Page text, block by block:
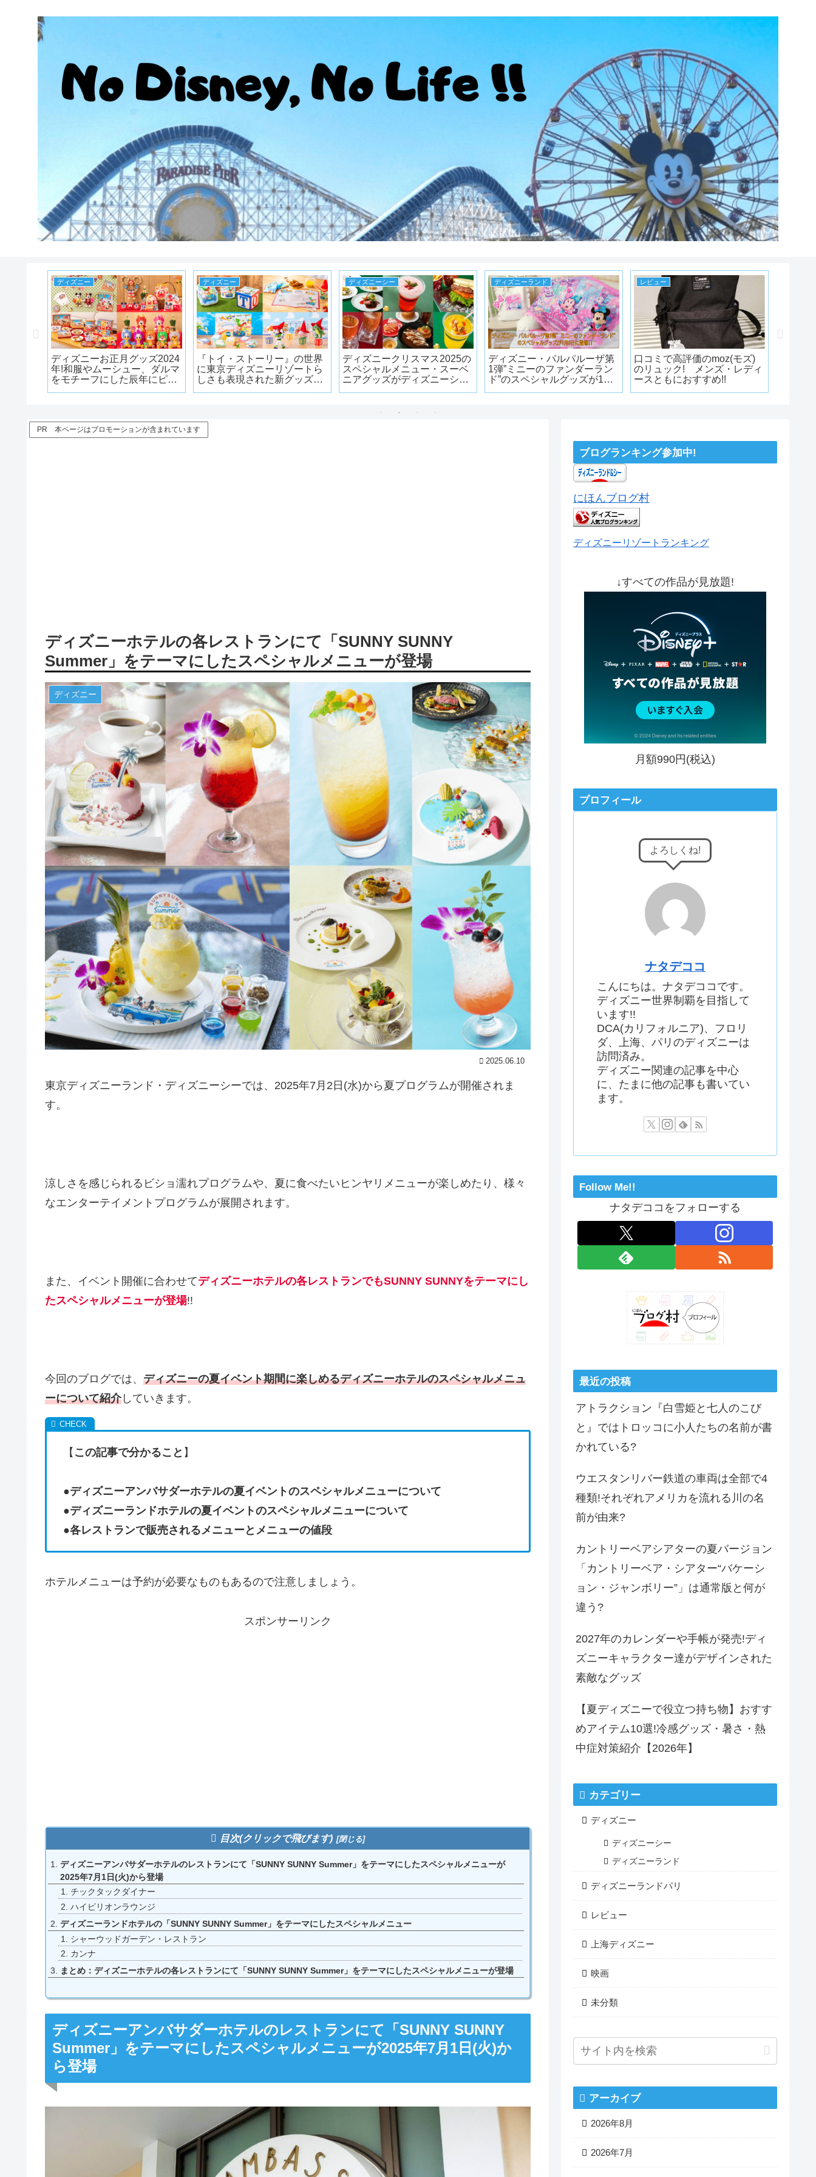
ディズニー
ディズニーお正月グッズ2024
年!和服やムーシュー、ダルマ
をモチーフにした辰年にピッ
ディズニー
『トイ・ストーリー』の世界
に東京ディズニーリゾートら
しさも表現された新グッズが
ディズニーシー
ディズニークリスマス2025の
スペシャルメニュー・スーベ
ニアグッズがディズニーシー
ディズニーランド
ディズニー・パルパルーザ第
1弾”ミニーのファンダーラン
ド”のスペシャルグッズが1月9
レビュー
口コミで高評価のmoz(モズ)
のリュック! メンズ・レディ
ースともにおすすめ!!
PR 本ページはプロモーションが含まれています
ディズニーホテルの各レストランにて「SUNNY SUNNY
Summer」をテーマにしたスペシャルメニューが登場
ディズニー
2025.06.10
東京ディズニーランド・ディズニーシーでは、2025年7月2日(水)から夏プログラムが開催されま
す。
涼しさを感じられるビショ濡れプログラムや、夏に食べたいヒンヤリメニューが楽しめたり、様々
なエンターテイメントプログラムが展開されます。
また、イベント開催に合わせてディズニーホテルの各レストランでもSUNNY SUNNYをテーマにし
たスペシャルメニューが登場!!
今回のブログでは、 ディズニーの夏イベント期間に楽しめるディズニーホテルのスペシャルメニュ
ーについて紹介していきます。
【 この記事で分かること 】
●ディズニーアンバサダーホテルの夏イベントのスペシャルメニューについて
●ディズニーランドホテルの夏イベントのスペシャルメニューについて
●各レストランで販売されるメニューとメニューの値段
ホテルメニューは予約が必要なものもあるので注意しましょう。
スポンサーリンク
目次(クリックで飛びます)
ディズニーアンバサダーホテルのレストランにて「SUNNY SUNNY Summer」をテーマにしたスペシャルメニューが
2025年7月1日(火)から登場
チックタックダイナー
ハイピリオンラウンジ
ディズニーランドホテルの「SUNNY SUNNY Summer」をテーマにしたスペシャルメニュー
シャーウッドガーデン・レストラン
カンナ
まとめ：ディズニーホテルの各レストランにて「SUNNY SUNNY Summer」をテーマにしたスペシャルメニューが登場
ディズニーアンバサダーホテルのレストランにて「SUNNY SUNNY
Summer」をテーマにしたスペシャルメニューが2025年7月1日(火)か
ら登場
ブログランキング参加中!
にほんブログ村
ディズニーリゾートランキング
↓すべての作品が見放題!
月額990円(税込)
プロフィール
よろしくね!
ナタデココ
こんにちは。ナタデココです。
ディズニー世界制覇を目指して
います!!
DCA(カリフォルニア)、フロリ
ダ、上海、パリのディズニーは
訪問済み。
ディズニー関連の記事を中心
に、たまに他の記事も書いてい
ます。
Follow Me!!
ナタデココをフォローする
最近の投稿
アトラクション『白雪姫と七人のこび
と』ではトロッコに小人たちの名前が書
かれている?
ウエスタンリバー鉄道の車両は全部で4
種類!それぞれアメリカを流れる川の名
前が由来?
カントリーベアシアターの夏バージョン
「カントリーベア・シアター“バケーシ
ョン・ジャンボリー”」は通常版と何が
違う?
2027年のカレンダーや手帳が発売!ディ
ズニーキャラクター達がデザインされた
素敵なグッズ
【夏ディズニーで役立つ持ち物】おすす
めアイテム10選!冷感グッズ・暑さ・熱
中症対策紹介【2026年】
カテゴリー
ディズニー
ディズニーシー
ディズニーランド
ディズニーランドパリ
レビュー
上海ディズニー
映画
未分類
アーカイブ
2026年8月
2026年7月